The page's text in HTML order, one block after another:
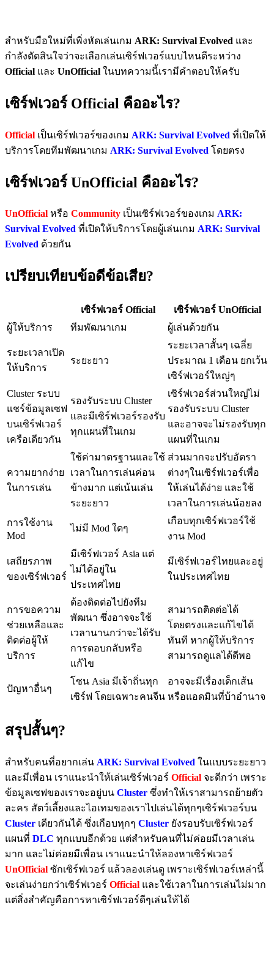
สำหรับมือใหม่ที่เพิ่งหัดเล่นเกม ARK: Survival Evolved และ
กำลังตัดสินใจว่าจะเลือกเล่นเซิร์ฟเวอร์แบบไหนดีระหว่าง
Official และ UnOfficial ในบทความนี้เรามีคำตอบให้ครับ
เซิร์ฟเวอร์ Official คืออะไร?
Official เป็นเซิร์ฟเวอร์ของเกม ARK: Survival Evolved ที่เปิดให้
บริการโดยทีมพัฒนาเกม ARK: Survival Evolved โดยตรง
เซิร์ฟเวอร์ UnOfficial คืออะไร?
UnOfficial หรือ Community เป็นเซิร์ฟเวอร์ของเกม ARK:
Survival Evolved ที่เปิดให้บริการโดยผู้เล่นเกม ARK: Survival
Evolved ด้วยกัน
เปรียบเทียบข้อดีข้อเสีย?
เซิร์ฟเวอร์ Official
เซิร์ฟเวอร์ UnOfficial
ผู้ให้บริการ
ทีมพัฒนาเกม ผู้เล่นด้วยกัน
ระยะเวลาเปิด
ให้บริการ
ระยะยาว
ระยะเวลาสั้นๆ เฉลี่ย
ประมาณ 1 เดือน ยกเว้น
เซิร์ฟเวอร์ใหญ่ๆ
Cluster ระบบ
แชร์ข้อมูลเซฟ
บนเซิร์ฟเวอร์
เครือเดียวกัน
รองรับระบบ Cluster
และมีเซิร์ฟเวอร์รองรับ
ทุกแผนที่ในเกม
เซิร์ฟเวอร์ส่วนใหญ่ไม่
รองรับระบบ Cluster
และอาจจะไม่รองรับทุก
แผนที่ในเกม
ความยากง่าย
ในการเล่น
ใช้ค่ามาตรฐานและใช้
เวลาในการเล่นค่อน
ข้างมาก แต่เน้นเล่น
ระยะยาว
ส่วนมากจะปรับอัตรา
ต่างๆในเซิร์ฟเวอร์เพื่อ
ให้เล่นได้ง่าย และใช้
เวลาในการเล่นน้อยลง
การใช้งาน
Mod
ไม่มี Mod ใดๆ
เกือบทุกเซิร์ฟเวอร์ใช้
งาน Mod
เสถียรภาพ
ของเซิร์ฟเวอร์
มีเซิร์ฟเวอร์ Asia แต่
ไม่ได้อยู่ใน
ประเทศไทย
มีเซิร์ฟเวอร์ไทยและอยู่
ในประเทศไทย
การขอความ
ช่วยเหลือและ
ติดต่อผู้ให้
บริการ
ต้องติดต่อไปยังทีม
พัฒนา ซึ่งอาจจะใช้
เวลานานกว่าจะได้รับ
การตอบกลับหรือ
แก้ไข
สามารถติดต่อได้
โดยตรงและแก้ไขได้
ทันที หากผู้ให้บริการ
สามารถดูแลได้ดีพอ
ปัญหาอื่นๆ
โซน Asia มีเจ้าถิ่นทุก
เซิร์ฟ โดยเฉพาะคนจีน
อาจจะมีเรื่องเด็กเส้น
หรือแอดมินที่บ้าอำนาจ
สรุปสั้นๆ?
สำหรับคนที่อยากเล่น ARK: Survival Evolved ในแบบระยะยาว
และมีเพื่อน เราแนะนำให้เล่นเซิร์ฟเวอร์ Official จะดีกว่า เพราะ
ข้อมูลเซฟของเราจะอยู่บน Cluster ซึ่งทำให้เราสามารถย้ายตัว
ละคร สัตว์เลี้ยงและไอเทมของเราไปเล่นได้ทุกๆเซิร์ฟเวอร์บน
Cluster เดียวกันได้ ซึ่งเกือบทุกๆ Cluster ยังรอบรับเซิร์ฟเวอร์
แผนที่ DLC ทุกแบบอีกด้วย แต่สำหรับคนที่ไม่ค่อยมีเวลาเล่น
มาก และไม่ค่อยมีเพื่อน เราแนะนำให้ลองหาเซิร์ฟเวอร์
UnOfficial ซักเซิร์ฟเวอร์ แล้วลองเล่นดู เพราะเซิร์ฟเวอร์เหล่านี้
จะเล่นง่ายกว่าเซิร์ฟเวอร์ Official และใช้เวลาในการเล่นไม่มาก
แต่สิ่งสำคัญคือการหาเซิร์ฟเวอร์ดีๆเล่นให้ได้